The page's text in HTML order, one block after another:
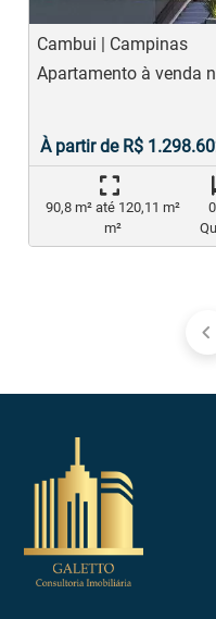
Cambui | Campinas
Apartamento à venda
À partir de R$
90,8 m² até 120,11 m²
m²